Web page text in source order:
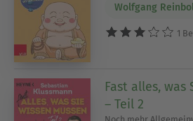
Wolfgang
1
Fast alles, was
– Teil 2